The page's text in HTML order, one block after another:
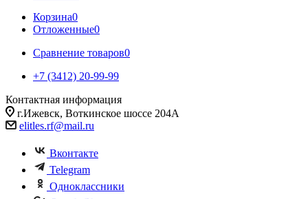
Корзина0
Отложенные0
Сравнение товаров0
+7 (3412) 20-99-99
Контактная информация
г.Ижевск, Воткинское шоссе 204А
elitles.rf@mail.ru
Вконтакте
Telegram
Одноклассники